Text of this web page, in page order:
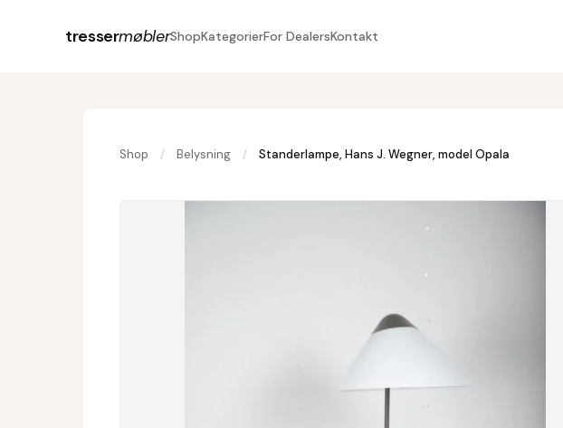
tressermøblerShopKategorierFor DealersKontakt
Shop / Belysning / Standerlampe, Hans J. Wegner, model Opala